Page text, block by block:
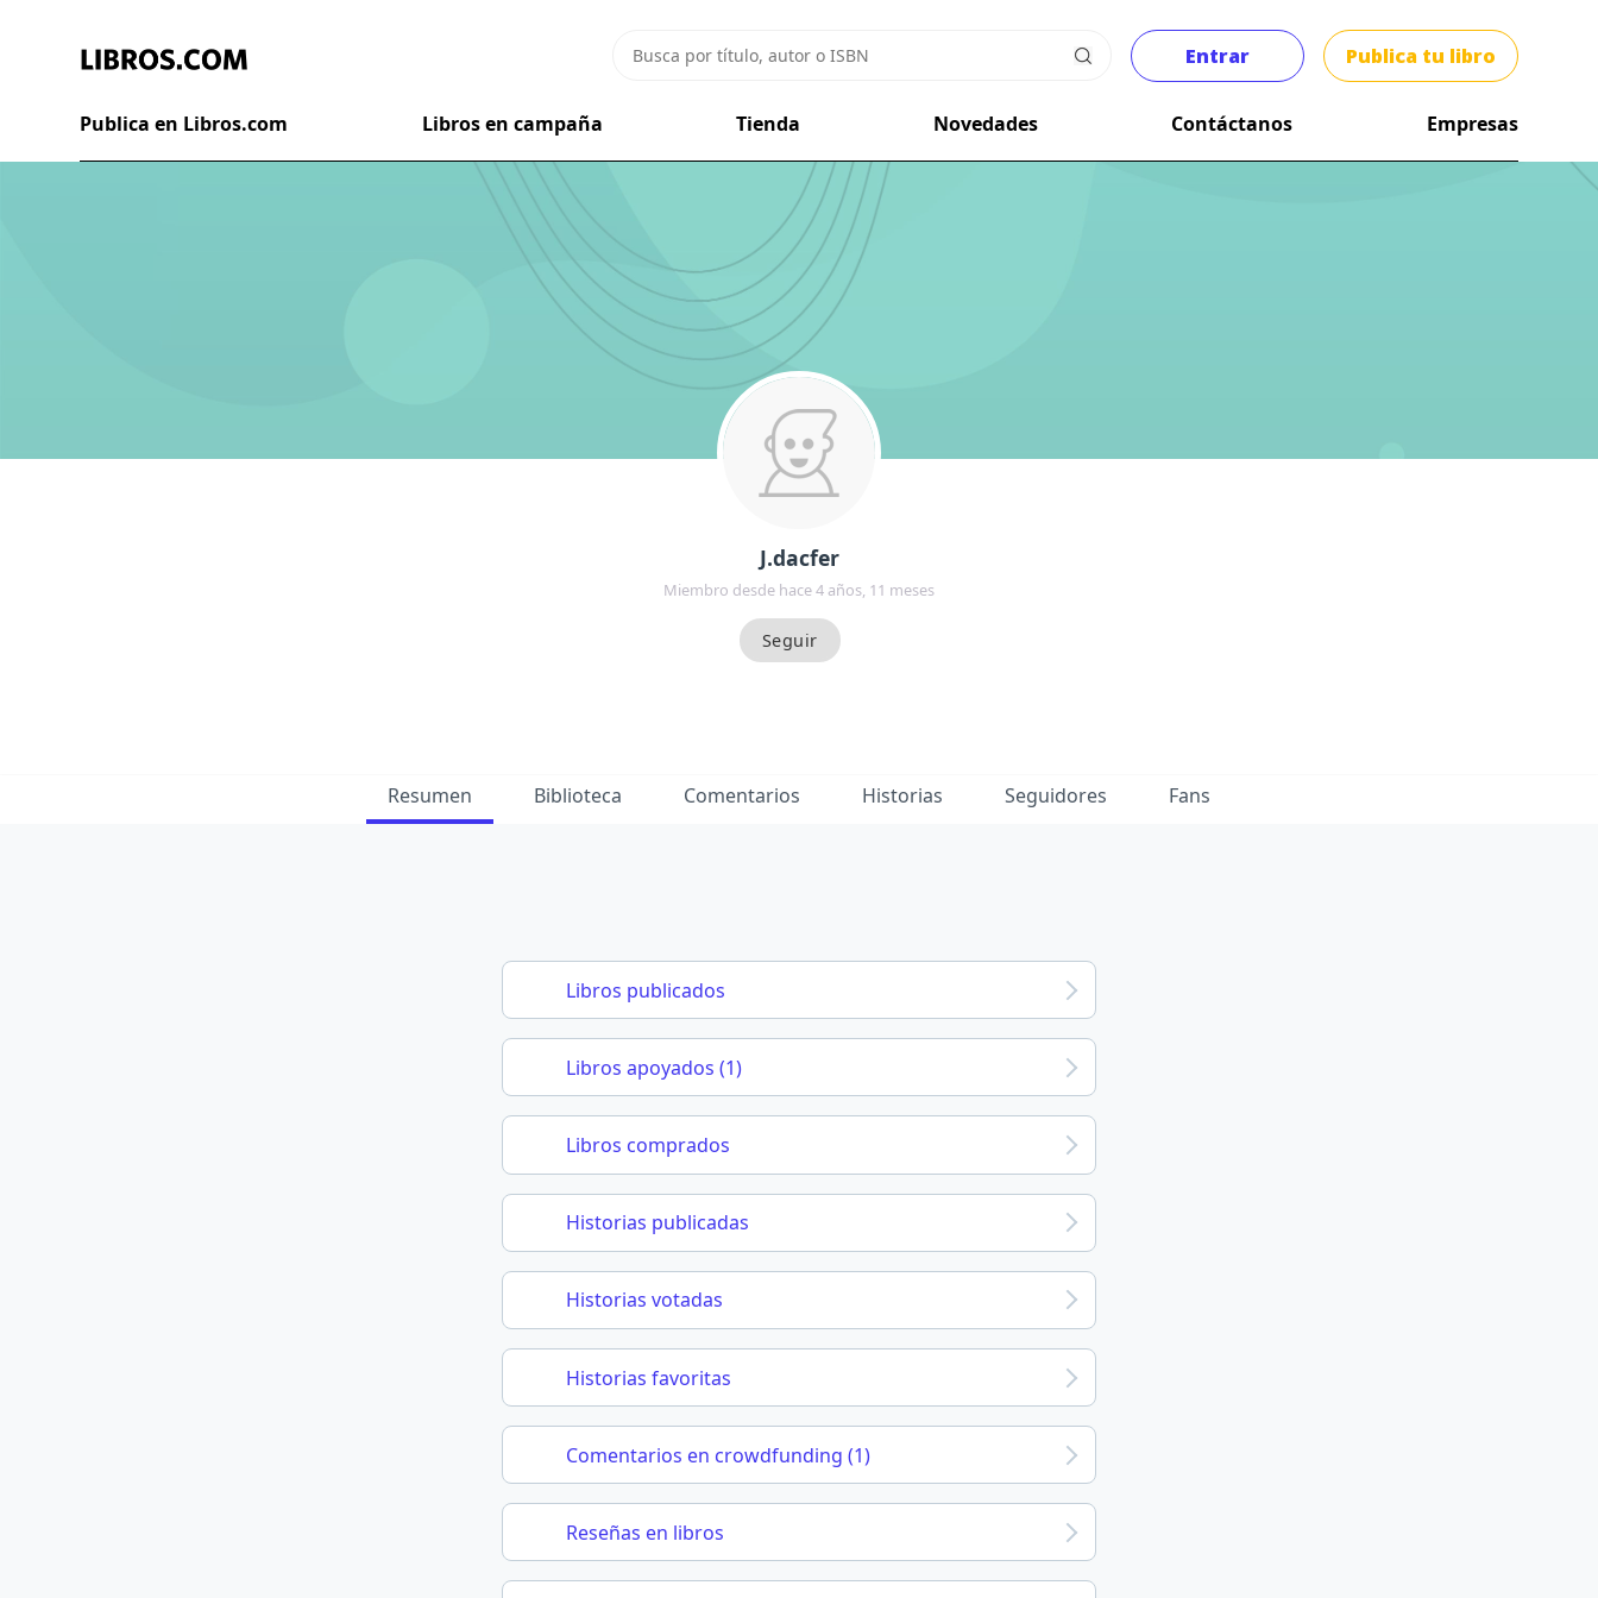
Entrar Publica tu libro
Publica en Libros.com Libros en campaña Tienda Novedades Contáctanos Empresas
J.dacfer
Miembro desde hace 4 años, 11 meses
Resumen Biblioteca Comentarios Historias Seguidores Fans
Libros publicados
Libros apoyados (1)
Libros comprados
Historias publicadas
Historias votadas
Historias favoritas
Comentarios en crowdfunding (1)
Reseñas en libros